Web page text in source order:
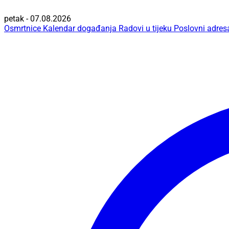
petak - 07.08.2026
Osmrtnice Kalendar događanja Radovi u tijeku Poslovni